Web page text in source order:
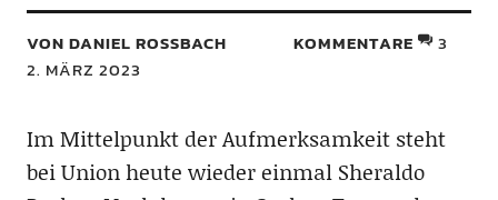
VON DANIEL ROSSBACH
2. MÄRZ 2023
KOMMENTARE 3
Im Mittelpunkt der Aufmerksamkeit steht
bei Union heute wieder einmal Sheraldo